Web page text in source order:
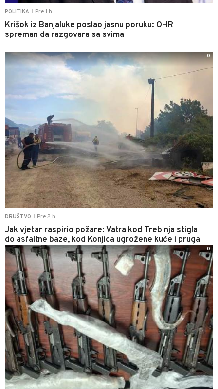
POLITIKA Pre 1 h
Krišok iz Banjaluke poslao jasnu poruku: OHR
spreman da razgovara sa svima
DRUŠTVO Pre 2 h
Jak vjetar raspirio požare: Vatra kod Trebinja stigla
do asfaltne baze, kod Konjica ugrožene kuće i pruga
0
0